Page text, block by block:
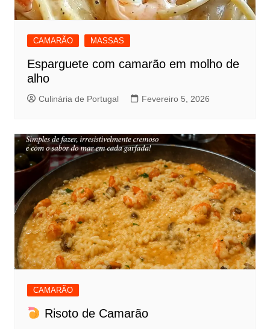
CAMARÃO MASSAS
Esparguete com camarão em molho de
alho
Culinária de Portugal Fevereiro 5, 2026
CAMARÃO
Risoto de Camarão